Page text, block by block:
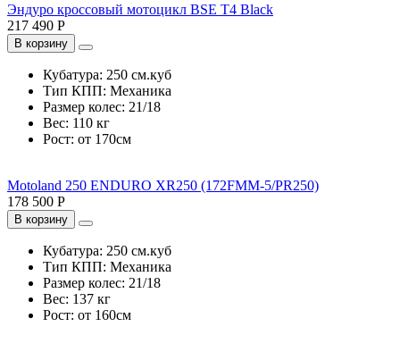
Эндуро кроссовый мотоцикл BSE T4 Black
217 490 Р
В корзину
Кубатура: 250 см.куб
Тип КПП: Механика
Размер колес: 21/18
Вес: 110 кг
Рост: от 170см
Motoland 250 ENDURO XR250 (172FMM-5/PR250)
178 500 Р
В корзину
Кубатура: 250 см.куб
Тип КПП: Механика
Размер колес: 21/18
Вес: 137 кг
Рост: от 160см